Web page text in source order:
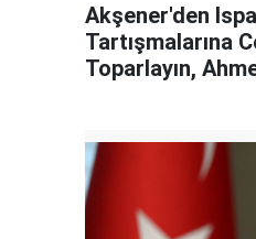
Akşener'den
Tartışmalarına
Toparlayın,